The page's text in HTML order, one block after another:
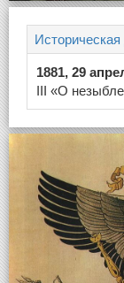
Историческая
1881, 29
III «О